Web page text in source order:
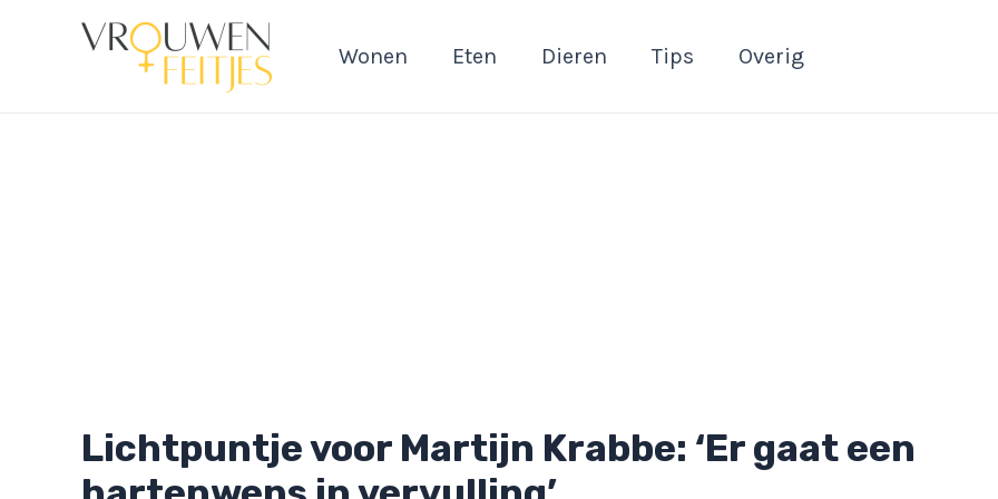
Wonen Eten Dieren Tips Overig
Lichtpuntje voor Martijn Krabbe: ‘Er gaat een